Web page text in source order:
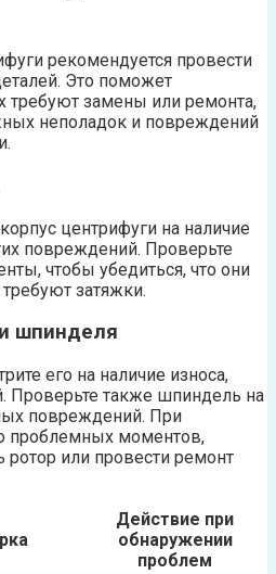
рекомендуется провести
Это поможет
требуют замены или ремонта,
неполадок и повреждений
центрифуги на наличие
повреждений. Проверьте
чтобы убедиться, что они
затяжки.
шпинделя
его на наличие износа,
Проверьте также шпиндель на
повреждений. При
проблемных моментов,
ротор или провести ремонт
Действие при
обнаружении
проблем